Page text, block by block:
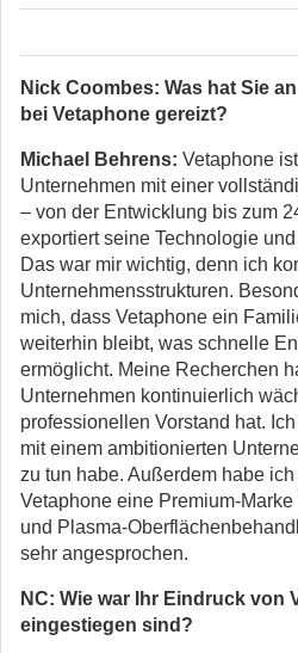
Nick Coombes: Was hat Sie
bei Vetaphone gereizt?
Michael Behrens: Vetaphone
Unternehmen mit einer
– von der Entwicklung bis zum
exportiert seine Technologie
Das war mir wichtig, denn ich
Unternehmensstrukturen.
mich, dass Vetaphone ein
weiterhin bleibt, was schnelle
ermöglicht. Meine Recherchen
Unternehmen kontinuierlich
professionellen Vorstand hat.
mit einem ambitionierten
zu tun habe. Außerdem habe
Vetaphone eine Premium-
und Plasma-
sehr angesprochen.
NC: Wie war Ihr Eindruck von
eingestiegen sind?